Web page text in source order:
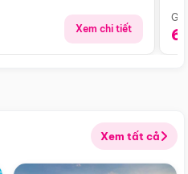
Xem chi tiết
Xem tất cả